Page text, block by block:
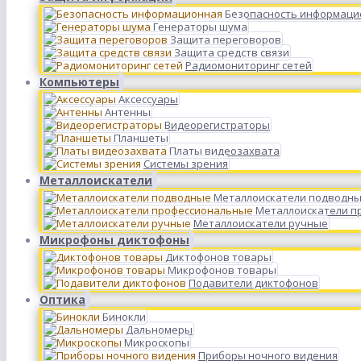
Безопасность
Генераторы шума
Защита переговоров
Защита средств связи
Радиомониторинг сетей
Компьютеры
Аксессуары
Антенны
Видеорегистраторы
Планшеты
Платы видеозахвата
Системы зрения
Металлоискатели
Металлоискатели
Металлоискатели
Металлоискатели ручные
Микрофоны диктофоны
Диктофонов товары
Микрофонов товары
Подавители диктофонов
Оптика
Бинокли
Дальномеры
Микроскопы
Приборы ночного видения